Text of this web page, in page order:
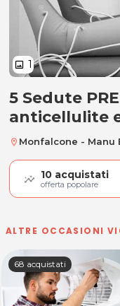
image 1
5 Sedute
5 Sedute
anticellulite
location_on Monfalcone - Manu
10 acquistati
offerta popolare
ALTRE OCCASIONI
68 acquistati